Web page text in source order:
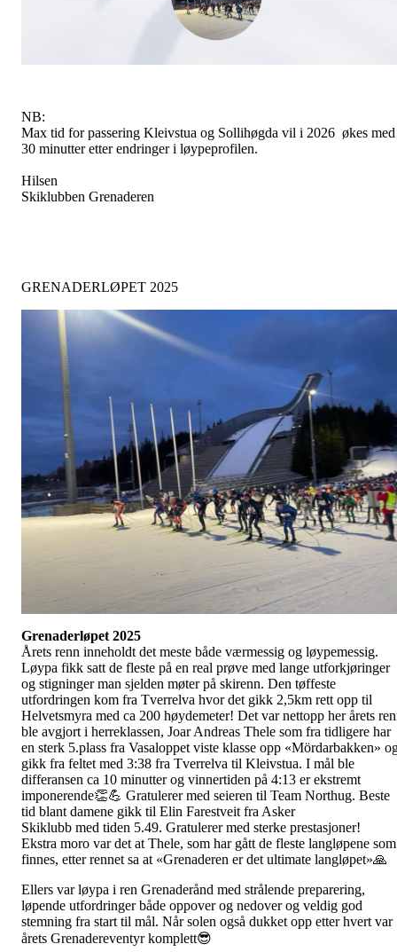
NB:
Max tid for passering Kleivstua og Sollihøgda vil i 2026 økes med
30 minutter etter endringer i løypeprofilen.
Hilsen
Skiklubben Grenaderen
GRENADERLØPET 2025
Grenaderløpet 2025
Årets renn inneholdt det meste både værmessig og løypemessig.
Løypa fikk satt de fleste på en real prøve med lange utforkjøringer
og stigninger man sjelden møter på skirenn. Den tøffeste
utfordringen kom fra Tverrelva hvor det gikk 2,5km rett opp til
Helvetsmyra med ca 200 høydemeter! Det var nettopp her årets
ble avgjort i herreklassen, Joar Andreas Thele som fra tidligere har
en sterk 5.plass fra Vasaloppet viste klasse opp «Mördarbakken»
gikk fra feltet med 3:38 fra Tverrelva til Kleivstua. I mål ble
differansen ca 10 minutter og vinnertiden på 4:13 er ekstremt
imponerende👏💪 Gratulerer med seieren til Team Northug. Beste
tid blant damene gikk til Elin Farestveit fra Asker
Skiklubb med tiden 5.49. Gratulerer med sterke prestasjoner!
Ekstra moro var det at Thele, som har gått de fleste langløpene som
finnes, etter rennet sa at «Grenaderen er det ultimate langløpet»🙏
Ellers var løypa i ren Grenaderånd med strålende preparering,
løpende utfordringer både oppover og nedover og veldig god
stemning fra start til mål. Når solen også dukket opp etter hvert var
årets Grenadereventyr komplett😎